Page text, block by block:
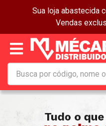
Sua loja abastecida
Vendas